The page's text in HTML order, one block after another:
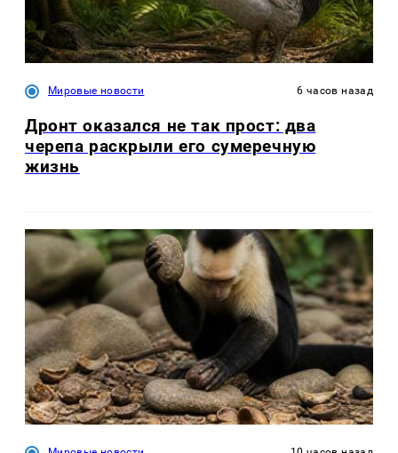
Мировые новости 6 часов назад
Дронт оказался не так прост: два
черепа раскрыли его сумеречную
жизнь